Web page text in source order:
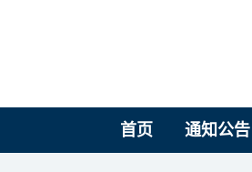
首页 通知公告